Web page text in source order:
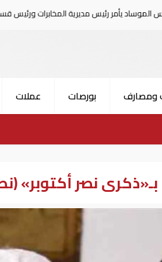
رئيس مديرية المخابرات ورئيس قسم إيران
ومصارف بورصات عملات
نصر أكتوبر»